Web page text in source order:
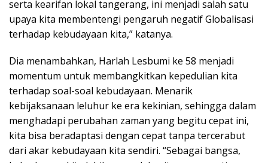
serta kearifan lokal tangerang, ini menjadi salah satu
upaya kita membentengi pengaruh negatif Globalisasi
terhadap kebudayaan kita,” katanya.
Dia menambahkan, Harlah Lesbumi ke 58 menjadi
momentum untuk membangkitkan kepedulian kita
terhadap soal-soal kebudayaan. Menarik
kebijaksanaan leluhur ke era kekinian, sehingga dalam
menghadapi perubahan zaman yang begitu cepat ini,
kita bisa beradaptasi dengan cepat tanpa tercerabut
dari akar kebudayaan kita sendiri. “Sebagai bangsa,